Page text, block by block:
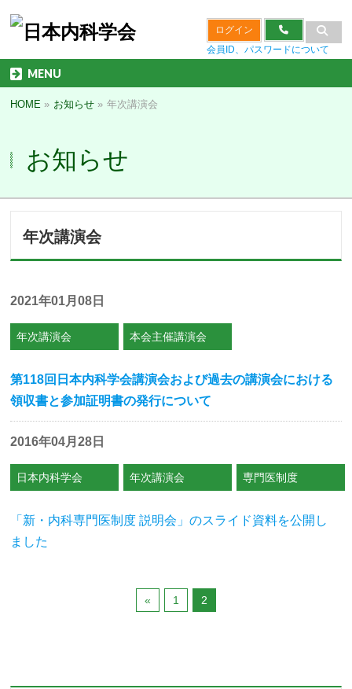
ログイン
会員ID、パスワードについて
MENU
HOME » お知らせ » 年次講演会
お知らせ
年次講演会
2021年01月08日
年次講演会 本会主催講演会
第118回日本内科学会講演会および過去の講演会における
領収書と参加証明書の発行について
2016年04月28日
日本内科学会 年次講演会 専門医制度
「新・内科専門医制度 説明会」のスライド資料を公開し
ました
« 1 2